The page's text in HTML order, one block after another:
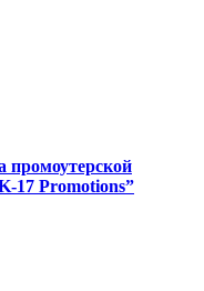
промоутерской
17 Promotions”